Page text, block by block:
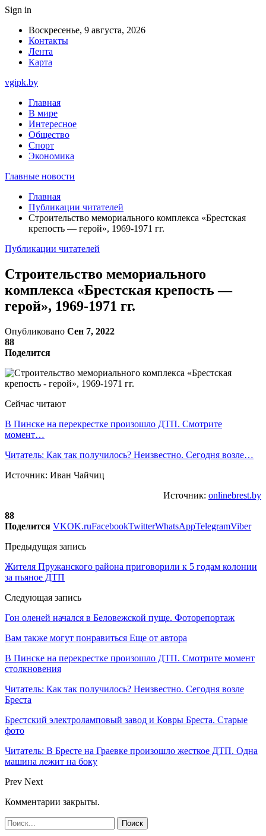
Sign in
Воскресенье, 9 августа, 2026
Контакты
Лента
Карта
vgipk.by
Главная
В мире
Интересное
Общество
Спорт
Экономика
Главные новости
Главная
Публикации читателей
Строительство мемориального комплекса «Брестская
крепость — герой», 1969-1971 гг.
Публикации читателей
Строительство мемориального
комплекса «Брестская крепость —
герой», 1969-1971 гг.
Опубликовано Сен 7, 2022
88
Поделится
Сейчас читают
В Пинске на перекрестке произошло ДТП. Смотрите
момент…
Читатель: Как так получилось? Неизвестно. Сегодня возле…
Источник: Иван Чайчиц
Источник: onlinebrest.by
88
Поделится VKOK.ruFacebookTwitterWhatsAppTelegramViber
Предыдущая запись
Жителя Пружанского района приговорили к 5 годам колонии
за пьяное ДТП
Следующая запись
Гон оленей начался в Беловежской пуще. Фоторепортаж
Вам также могут понравиться Еще от автора
В Пинске на перекрестке произошло ДТП. Смотрите момент
столкновения
Читатель: Как так получилось? Неизвестно. Сегодня возле
Бреста
Брестский электроламповый завод и Ковры Бреста. Старые
фото
Читатель: В Бресте на Граевке произошло жесткое ДТП. Одна
машина лежит на боку
Prev Next
Комментарии закрыты.